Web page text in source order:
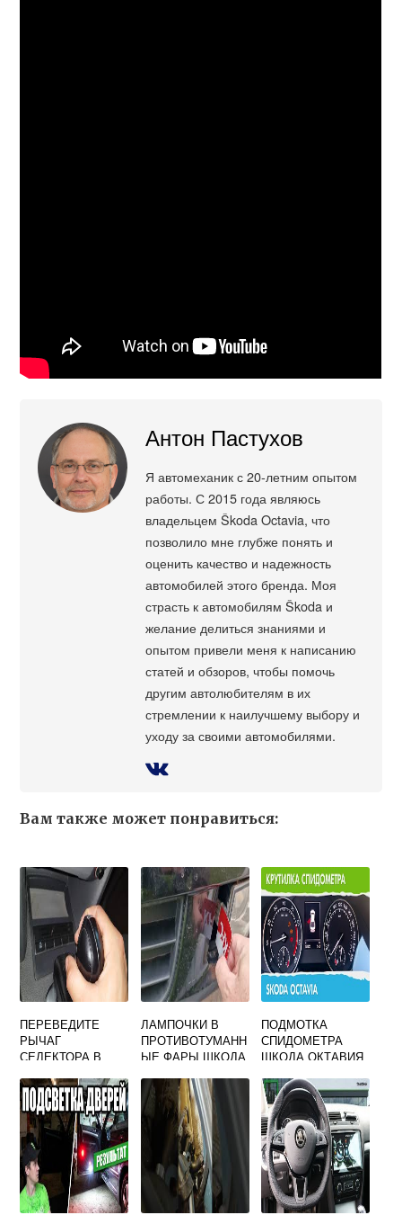
Антон Пастухов
Я автомеханик с 20-летним опытом
работы. С 2015 года являюсь
владельцем Škoda Octavia, что
позволило мне глубже понять и
оценить качество и надежность
автомобилей этого бренда. Моя
страсть к автомобилям Škoda и
желание делиться знаниями и
опытом привели меня к написанию
статей и обзоров, чтобы помочь
другим автолюбителям в их
стремлении к наилучшему выбору и
уходу за своими автомобилями.
Вам также может понравиться:
ПЕРЕВЕДИТЕ
РЫЧАГ
СЕЛЕКТОРА В
ШКОДА ОКТАВИЯ
ЛАМПОЧКИ В
ПРОТИВОТУМАНН
ЫЕ ФАРЫ ШКОДА
ПОДМОТКА
СПИДОМЕТРА
ШКОДА ОКТАВИЯ